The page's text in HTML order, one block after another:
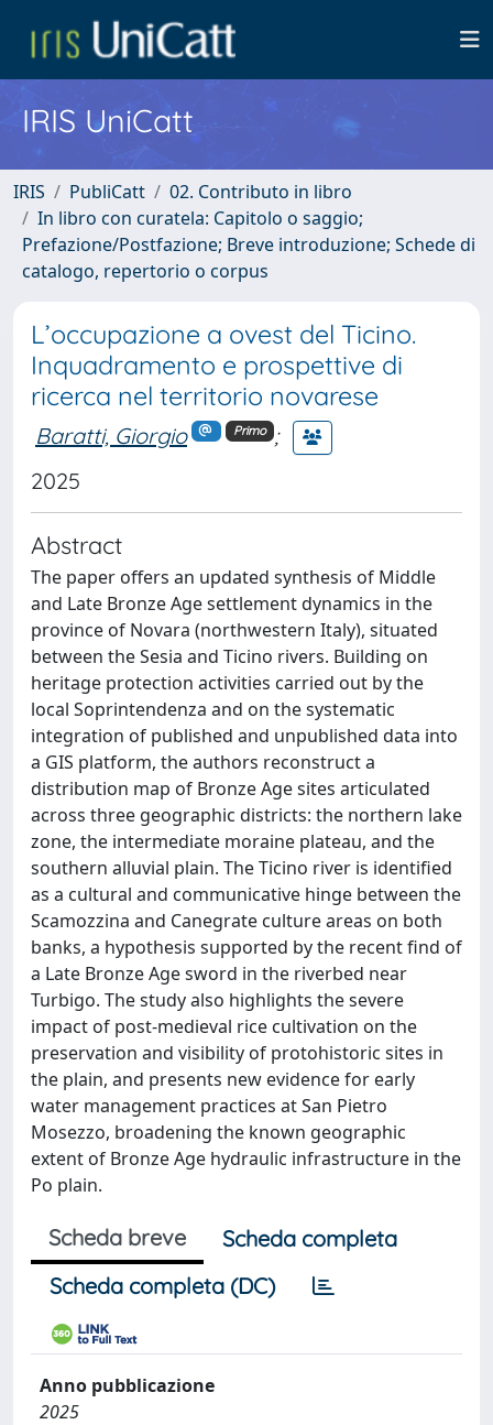
IRIS UniCatt
IRIS PubliCatt
02. Contributo in libro
In libro con curatela: Capitolo o saggio;
Prefazione/Postfazione; Breve introduzione; Schede di
catalogo, repertorio o corpus
L’occupazione a ovest del Ticino.
Inquadramento e prospettive di
ricerca nel territorio novarese
Baratti, Giorgio Primo
;
2025
Abstract
The paper offers an updated synthesis of Middle
and Late Bronze Age settlement dynamics in the
province of Novara (northwestern Italy), situated
between the Sesia and Ticino rivers. Building on
heritage protection activities carried out by the
local Soprintendenza and on the systematic
integration of published and unpublished data into
a GIS platform, the authors reconstruct a
distribution map of Bronze Age sites articulated
across three geographic districts: the northern lake
zone, the intermediate moraine plateau, and the
southern alluvial plain. The Ticino river is identified
as a cultural and communicative hinge between the
Scamozzina and Canegrate culture areas on both
banks, a hypothesis supported by the recent find of
a Late Bronze Age sword in the riverbed near
Turbigo. The study also highlights the severe
impact of post-medieval rice cultivation on the
preservation and visibility of protohistoric sites in
the plain, and presents new evidence for early
water management practices at San Pietro
Mosezzo, broadening the known geographic
extent of Bronze Age hydraulic infrastructure in the
Po plain.
Scheda breve
Scheda completa
Scheda completa (DC)
Anno pubblicazione
2025